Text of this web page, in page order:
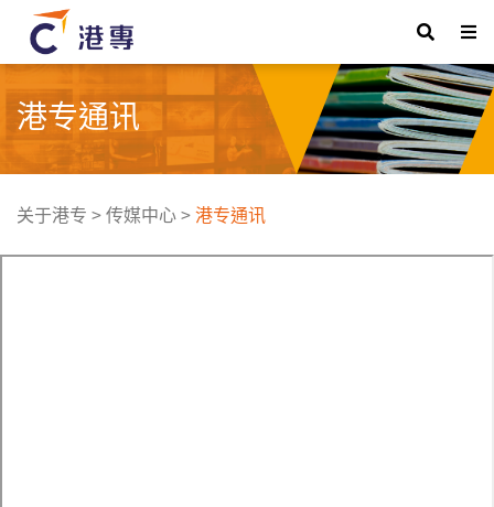
港专通讯
关于港专 >传媒中心>港专通讯